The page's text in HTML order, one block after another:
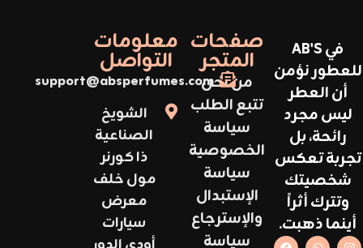
في AB'S
للعطور نؤمن
أن العطر
ليس مجرد
رائحة، بل
تجربة تعكس
شخصيتك
وتترك أثراً
أينما ذهبت.
صفحات
المتجر
من نحن
تتبع الطلب
سياسة
الخصوصية
سياسة
الإستبدال
والإسترجاع
سياسة
معلومات
التواصل
support@absperfumes.com
الشويخ
الصناعية
ذا كورنر
مول خلف
معرض
سيارات